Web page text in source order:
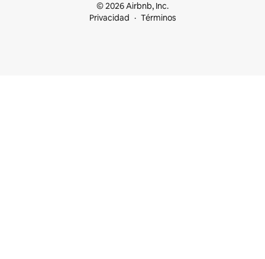
© 2026 Airbnb, Inc.
Privacidad
Términos